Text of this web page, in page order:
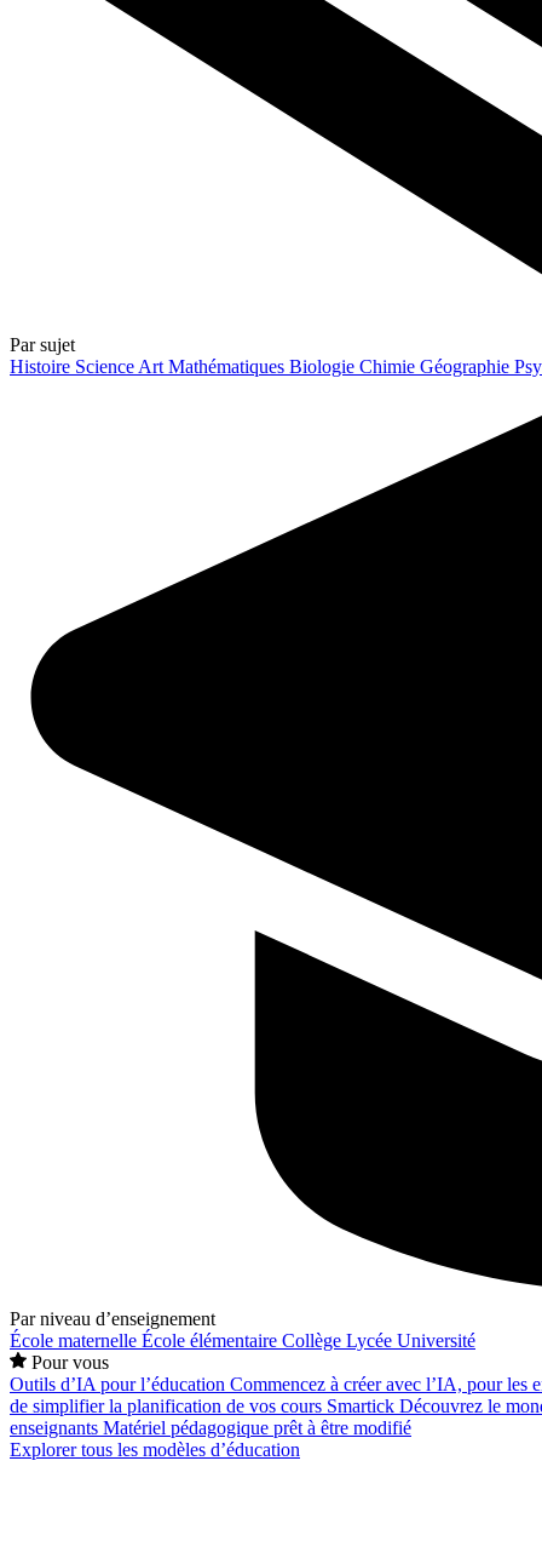
Par sujet
Histoire Science Art Mathématiques Biologie Chimie Géographie
Par niveau d’enseignement
École maternelle École élémentaire Collège Lycée Université
Pour vous
Outils d’IA pour l’éducation Commencez à créer avec l’IA, pour les
de simplifier la planification de vos cours Smartick Découvrez le
enseignants Matériel pédagogique prêt à être modifié
Explorer tous les modèles d’éducation